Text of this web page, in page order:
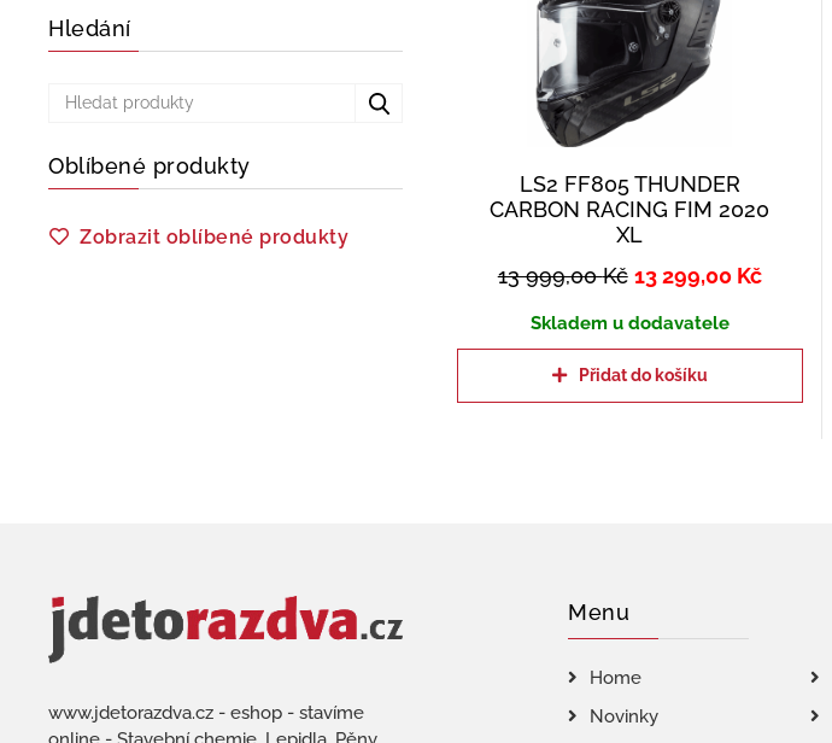
Hledání
Oblíbené produkty
Zobrazit oblíbené produkty
LS2 FF805 THUNDER
CARBON RACING FIM 2020
XL
13 999,00Kč 13 299,00 Kč
Skladem u dodavatele
Přidat do košíku
www.jdetorazdva.cz - eshop - stavíme
Menu
Home
Novinky